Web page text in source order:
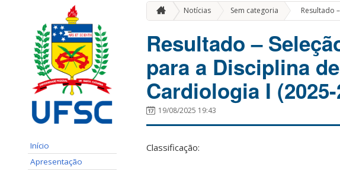
Início
Apresentação
Notícias Sem categoria » Resultado
Resultado –
para a Disciplina
Cardiologia I
19/08/2025 19:43
Classificação: